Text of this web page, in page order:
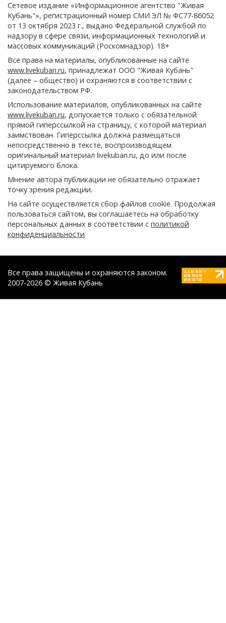
Сетевое издание «Информационное агентство "Живая
Кубань"», регистрационный номер СМИ ЭЛ № ФС77-86052
от 13 октября 2023 г., выдано Федеральной службой по
надзору в сфере связи, информационных технологий и
массовых коммуникаций (Роскомнадзор). 18+
Все права на материалы, опубликованные на сайте
www.livekuban.ru, принадлежат ООО "Живая Кубань"
(далее – общество) и охраняются в соответствии с
законодательством РФ.
Использование материалов, опубликованных на сайте
www.livekuban.ru, допускается только с обязательной
прямой гиперссылкой на страницу, с которой материал
заимствован. Гиперссылка должна размещаться
непосредственно в тексте, воспроизводящем
оригинальный материал livekuban.ru, до или после
цитируемого блока.
Мнение автора публикации не обязательно отражает
точку зрения редакции.
На сайте осуществляется сбор файлов cookie. Продолжая
пользоваться сайтом, вы соглашаетесь на обработку
персональных данных в соответствии с политикой
конфиденциальности
Все права защищены и охраняются законом.
2007-2026 © Живая Кубань